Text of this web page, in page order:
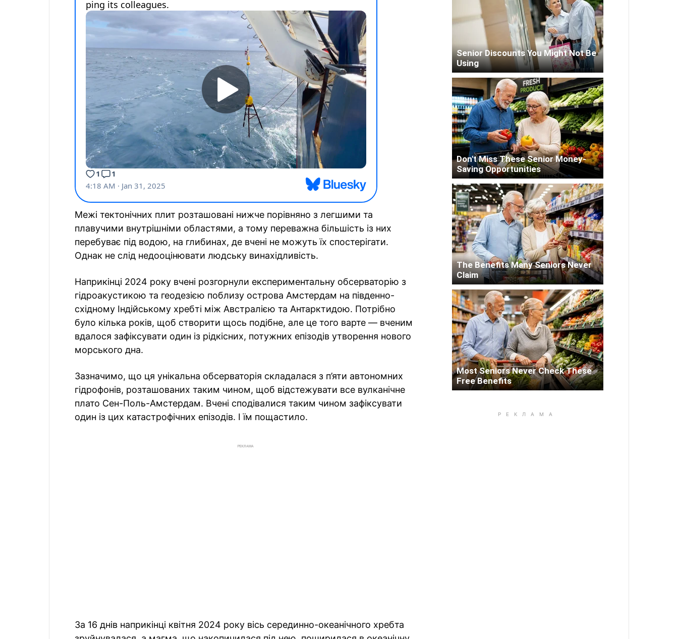
Межі тектонічних плит розташовані нижче порівняно з легшими та
плавучими внутрішніми областями, а тому переважна більшість із них
перебуває під водою, на глибинах, де вчені не можуть їх спостерігати.
Однак не слід недооцінювати людську винахідливість.
Наприкінці 2024 року вчені розгорнули експериментальну обсерваторію з
гідроакустикою та геодезією поблизу острова Амстердам на південно-
східному Індійському хребті між Австралією та Антарктидою. Потрібно
було кілька років, щоб створити щось подібне, але це того варте — вченим
вдалося зафіксувати один із рідкісних, потужних епізодів утворення нового
морського дна.
Зазначимо, що ця унікальна обсерваторія складалася з п’яти автономних
гідрофонів, розташованих таким чином, щоб відстежувати все вулканічне
плато Сен-Поль-Амстердам. Вчені сподівалися таким чином зафіксувати
один із цих катастрофічних епізодів. І їм пощастило.
РЕКЛАМА
За 16 днів наприкінці квітня 2024 року вісь серединно-океанічного хребта
Senior Discounts You Might Not Be
Using
Don't Miss These Senior Money-
Saving Opportunities
The Benefits Many Seniors Never
Claim
Most Seniors Never Check These
Free Benefits